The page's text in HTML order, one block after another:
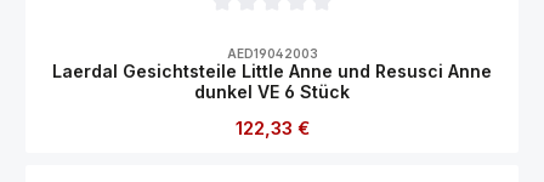
AED19042003
Laerdal Gesichtsteile Little Anne und Resusci Anne
dunkel VE 6 Stück
Regulärer Preis:
122,33 €